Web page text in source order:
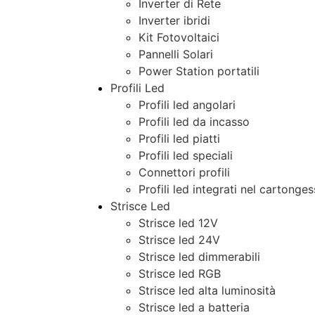
Inverter di Rete
Inverter ibridi
Kit Fotovoltaici
Pannelli Solari
Power Station portatili
Profili Led
Profili led angolari
Profili led da incasso
Profili led piatti
Profili led speciali
Connettori profili
Profili led integrati nel
Strisce Led
Strisce led 12V
Strisce led 24V
Strisce led dimmerabili
Strisce led RGB
Strisce led alta luminosità
Strisce led a batteria